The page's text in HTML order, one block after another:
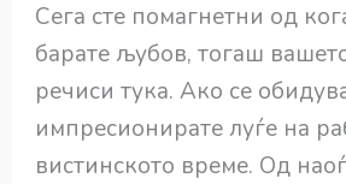
Сега сте помагнетни од
барате љубов, тогаш
речиси тука. Ако се
импресионирате луѓе на
вистинското време. Од